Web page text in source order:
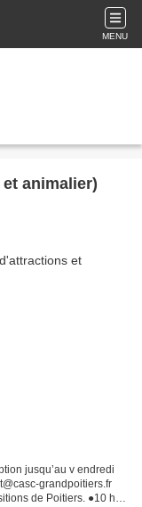
MENU
animalier)
jusqu’au v endredi
grandpoitiers.fr
de Poitiers. ●10 h00